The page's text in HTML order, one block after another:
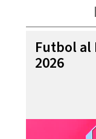
Futbol al
2026